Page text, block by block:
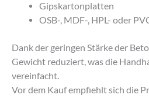
Gipskartonplatten
OSB-, MDF-, HPL- oder
Dank der geringen Stärke der
Gewicht reduziert, was die
vereinfacht.
Vor dem Kauf empfiehlt sich die